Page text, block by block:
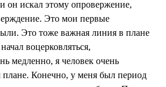
он искал этому опровержение,
Это мои первые
Это тоже важная линия в плане
воцерковляться,
медленно, я человек очень
Конечно, у меня был период